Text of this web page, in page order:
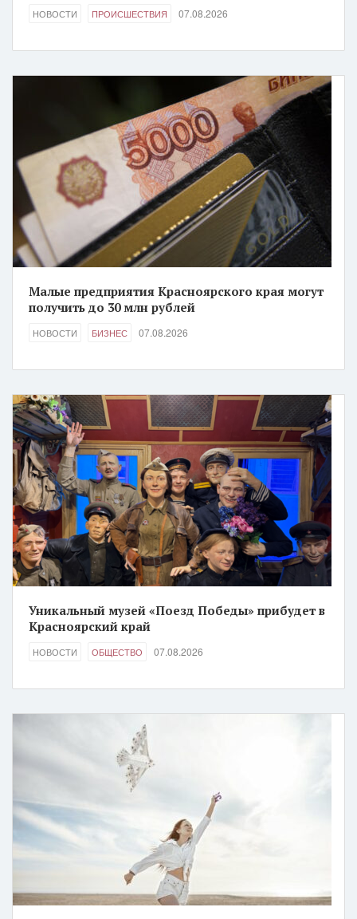
НОВОСТИ ПРОИСШЕСТВИЯ 07.08.2026
Малые предприятия Красноярского края могут
получить до 30 млн рублей
НОВОСТИ БИЗНЕС 07.08.2026
Уникальный музей «Поезд Победы» прибудет в
Красноярский край
НОВОСТИ ОБЩЕСТВО 07.08.2026